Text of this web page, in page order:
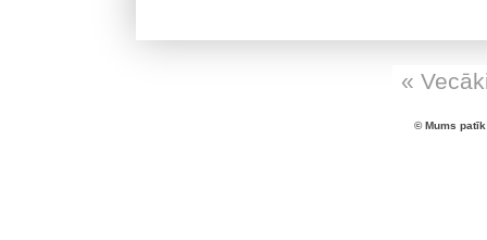
«
© Mums